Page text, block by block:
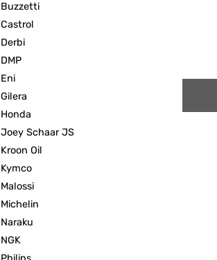
Buzzetti
Castrol
Derbi
DMP
Eni
Gilera
Honda
Joey Schaar JS
Kroon Oil
Kymco
Malossi
Michelin
Naraku
NGK